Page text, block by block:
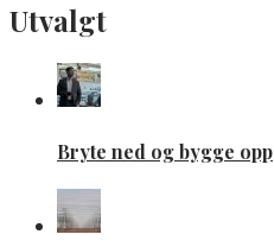
Utvalgt
Bryte ned og bygge opp